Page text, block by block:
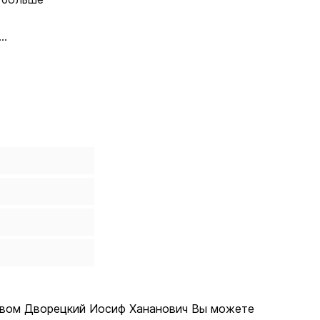
Дворецкий Иосиф Хананович Вы можете